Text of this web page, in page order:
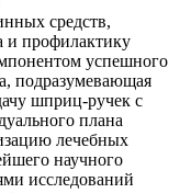
средств,
и профилактику
успешного
подразумевающая
шприц-ручек с
плана
лечебных
научного
исследований